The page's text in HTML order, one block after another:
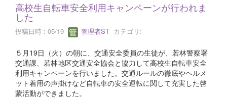
高校生自転車安全利用キャンペーンが行われま
した
投稿日時 : 05/19 管理者ST カテゴリ:
５月19日（火）の朝に、交通安全委員の生徒が、若林警察署
交通課、若林地区交通安全協会と協力して高校生自転車安全
利用キャンペーンを行いました。交通ルールの徹底やヘルメ
ット着用の声掛けなど自転車の安全運転に関して充実した啓
蒙活動ができました。